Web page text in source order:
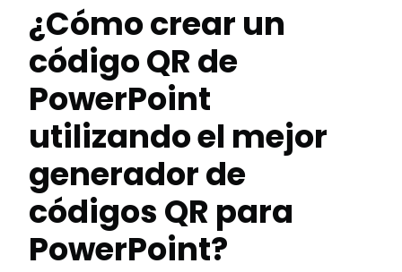
¿Cómo crear un
código QR de
PowerPoint
utilizando el mejor
generador de
códigos QR para
PowerPoint?